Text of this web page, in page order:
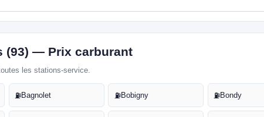
(93) — Prix carburant
les stations-service.
⛽Bagnolet ⛽Bobigny ⛽Bondy